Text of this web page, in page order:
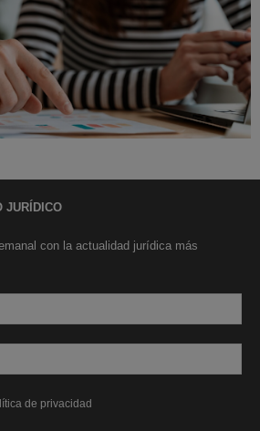
JURÍDICO
con la actualidad jurídica más
de privacidad